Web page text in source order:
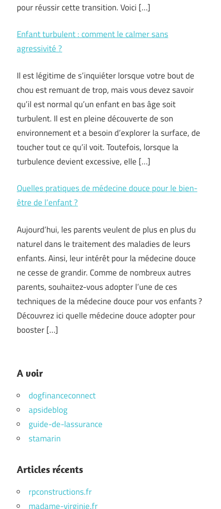
pour réussir cette transition. Voici […]
Enfant turbulent : comment le calmer sans
agressivité ?
Il est légitime de s’inquiéter lorsque votre bout de
chou est remuant de trop, mais vous devez savoir
qu’il est normal qu’un enfant en bas âge soit
turbulent. Il est en pleine découverte de son
environnement et a besoin d’explorer la surface, de
toucher tout ce qu’il voit. Toutefois, lorsque la
turbulence devient excessive, elle […]
Quelles pratiques de médecine douce pour le bien-
être de l’enfant ?
Aujourd’hui, les parents veulent de plus en plus du
naturel dans le traitement des maladies de leurs
enfants. Ainsi, leur intérêt pour la médecine douce
ne cesse de grandir. Comme de nombreux autres
parents, souhaitez-vous adopter l’une de ces
techniques de la médecine douce pour vos enfants ?
Découvrez ici quelle médecine douce adopter pour
booster […]
A voir
dogfinanceconnect
apsideblog
guide-de-lassurance
stamarin
Articles récents
rpconstructions.fr
madame-virginie.fr